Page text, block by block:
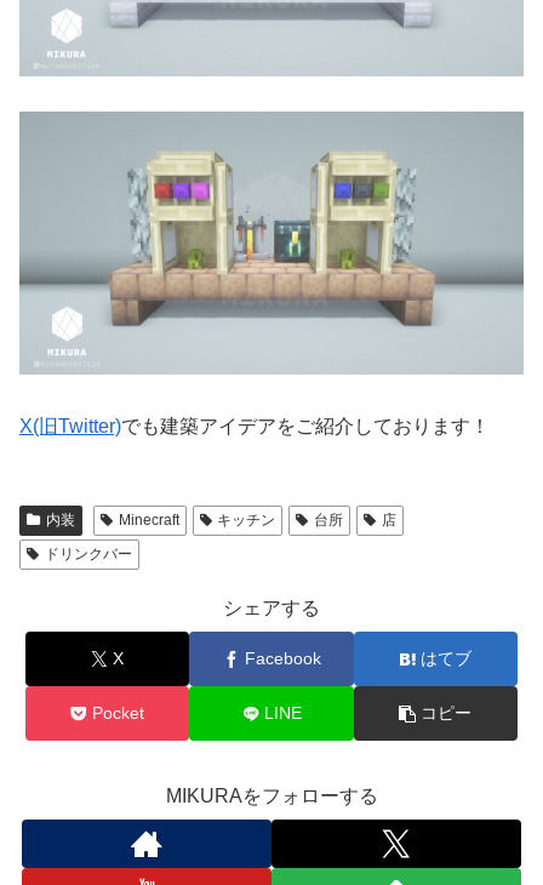
X(旧Twitter)でも建築アイデアをご紹介しております！
内装 Minecraft キッチン 台所
店
ドリンクバー
シェアする
X Facebook はてブ
Pocket LINE コピー
MIKURAをフォローする